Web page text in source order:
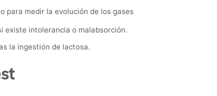
para medir la evolución de los gases
existe intolerancia o malabsorción.
la ingestión de lactosa.